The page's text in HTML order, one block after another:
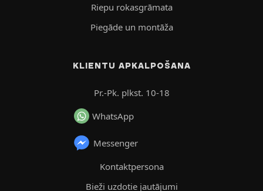
Riepu rokasgrāmata
Piegāde un montāža
KLIENTU APKALPOŠANA
Pr.-Pk. plkst. 10-18
WhatsApp
Messenger
Kontaktpersona
Bieži uzdotie jautājumi